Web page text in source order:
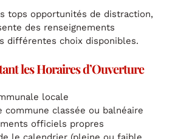
tops opportunités de distraction,
des renseignements
différentes choix disponibles.
les Horaires d’Ouverture
locale
commune classée ou balnéaire
officiels propres